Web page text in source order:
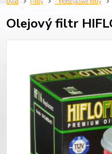
Úvod Filtry - Motocyklové filtry
Olejový filtr